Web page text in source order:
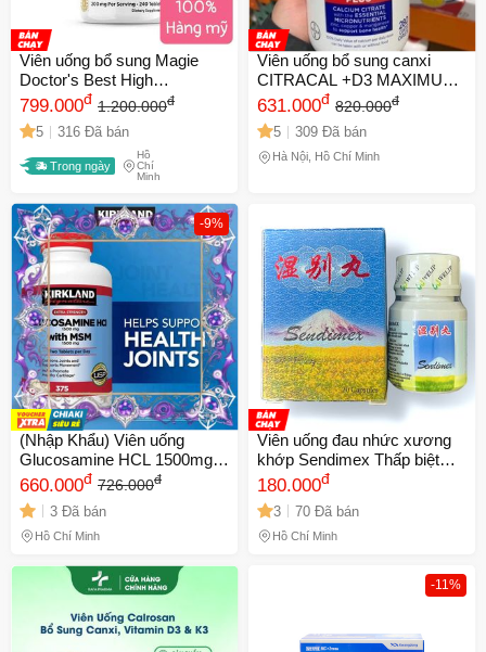
Viên uống bổ sung Magie
Doctor's Best High
Absorption 200mg, 240 viên -
Hỗ trợ giấc ngủ ngon, giảm
căng cơ, hấp thụ tối ưu
magnesium
799.000đ 1.200.000đ
5 316 Đã bán
Trong ngày
Hồ
Chí
Minh
Viên uống bổ sung canxi
CITRACAL +D3 MAXIMUM
PLUS 280 viên - Hỗ trợ sức
khỏe xương chắc khỏe và
hấp thu canxi tối ưu
631.000đ 820.000đ
5 309 Đã bán
Hà Nội, Hồ Chí Minh
-9%
(Nhập Khẩu) Viên uống
Glucosamine HCL 1500mg &
MSM 1500mg Kirkland Mỹ
Thực phẩm chức năng hỗ trợ
khớp và xương chắc khỏe
Nhập Khẩu
660.000đ 726.000đ
3 Đã bán
Hồ Chí Minh
Viên uống đau nhức xương
khớp Sendimex Thấp biệt
hoàn - Hỗ Trợ Giảm Đau và
Phục Hồi Sức Khỏe Xương
Khớp - Hộp 20 Viên Xuất Xứ
Malaysia - Mã 1290
180.000đ
3 70 Đã bán
Hồ Chí Minh
-11%